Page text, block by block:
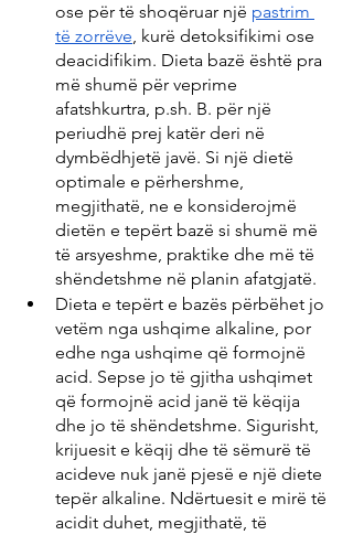
ose për të shoqëruar një pastrim
të zorrëve, kurë detoksifikimi ose
deacidifikim. Dieta bazë është pra
më shumë për veprime
afatshkurtra, p.sh. B. për një
periudhë prej katër deri në
dymbëdhjetë javë. Si një dietë
optimale e përhershme,
megjithatë, ne e konsiderojmë
dietën e tepërt bazë si shumë më
të arsyeshme, praktike dhe më të
shëndetshme në planin afatgjatë.
Dieta e tepërt e bazës përbëhet jo
vetëm nga ushqime alkaline, por
edhe nga ushqime që formojnë
acid. Sepse jo të gjitha ushqimet
që formojnë acid janë të këqija
dhe jo të shëndetshme. Sigurisht,
krijuesit e këqij dhe të sëmurë të
acideve nuk janë pjesë e një diete
tepër alkaline. Ndërtuesit e mirë të
acidit duhet, megjithatë, të